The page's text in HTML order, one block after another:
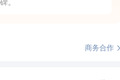
商务合作